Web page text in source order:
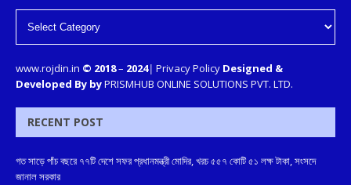
www.rojdin.in © 2018– 2024| Privacy Policy Designed &
Developed By byPRISMHUB ONLINE SOLUTIONS PVT. LTD.
RECENT POST
গত সাড়ে পাঁচ বছরে ৭৭টি দেশে সফর প্রধানমন্ত্রী মোদির, খরচ ৫৫৭ কোটি ৫১ লক্ষ টাকা, সংসদে
জানাল সরকার